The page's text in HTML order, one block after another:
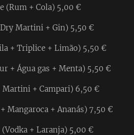
(Rum + Cola) 5,00 €
Martini + Gin) 5,50 €
+ Triplice + Limão) 5,50 €
+ Água gas + Menta) 5,50 €
Martini + Campari) 6,50 €
Mangaroca + Ananás) 7,50 €
+ Laranja) 5,00 €